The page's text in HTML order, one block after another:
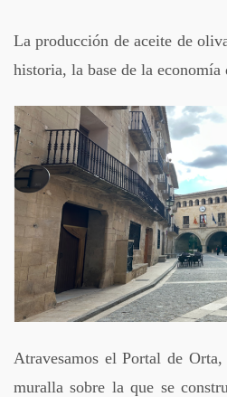
La producción de aceite de
historia, la base de la economía
Atravesamos el Portal de
muralla sobre la que se